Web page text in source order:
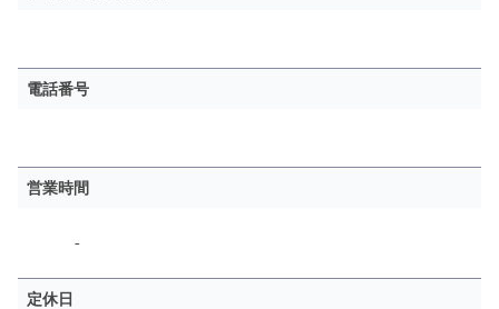
電話番号
営業時間
-
定休日